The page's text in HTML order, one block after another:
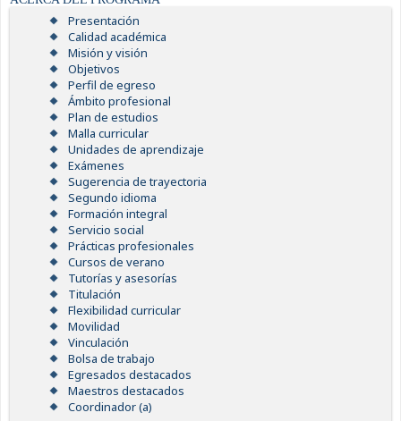
Presentación
Calidad académica
Misión y visión
Objetivos
Perfil de egreso
Ámbito profesional
Plan de estudios
Malla curricular
Unidades de aprendizaje
Exámenes
Sugerencia de trayectoria
Segundo idioma
Formación integral
Servicio social
Prácticas profesionales
Cursos de verano
Tutorías y asesorías
Titulación
Flexibilidad curricular
Movilidad
Vinculación
Bolsa de trabajo
Egresados destacados
Maestros destacados
Coordinador (a)